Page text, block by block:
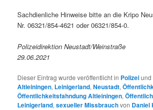
Sachdienliche Hinweise bitte an die Kripo
Nr. 06321/854-4621 oder 06321/854-0.
Polizeidirektion Neustadt/Weinstraße
29.06.2021
Dieser Eintrag wurde veröffentlicht in Polizeiund
Altleiningen, Leinigerland,Neustadt,
Öffentlichkeitsfahndung Altleiningen,
Leinigerland,sexueller Missbrauchvon Daniel